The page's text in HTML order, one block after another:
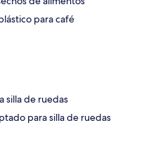
para café
silla de ruedas
para silla de ruedas